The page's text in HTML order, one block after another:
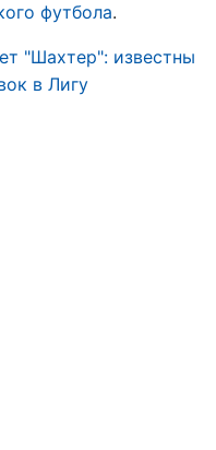
футбола.
"Шахтер": известны
в Лигу